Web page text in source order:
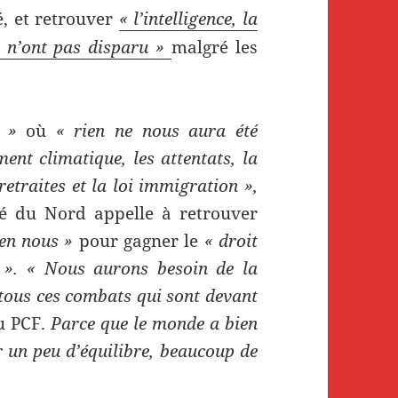
et retrouver « l’intelligence, la
pas disparu »malgré les
» où « rien ne nous aura été
climatique, les attentats, la
et la loi immigration »,
du Nord appelle à retrouver
nous » pour gagner le « droit
« Nous aurons besoin de la
ces combats qui sont devant
PCF.Parce que le monde a bien
peu d’équilibre, beaucoup de